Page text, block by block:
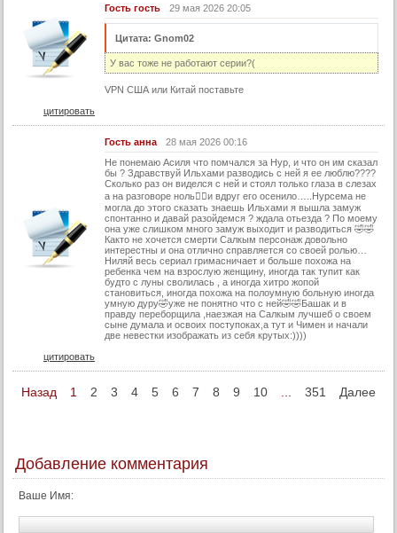
41 серия
41 серия (суб)
42 серия
43 серия
45 серия
45 серия (суб)
46 серия
48 серия (суб)
50 серия
50 серия (суб)
51 серия
Гость гость 29 мая 2026 20:05
Цитата: Gnom02
У вас тоже не работают серии?(
VPN США или Китай поставьте
цитировать
Гость анна
28 мая 2026 00:16
Не понемаю Асиля что помчался за Нур, и что он им сказал
бы ? Здравствуй Ильхами разводись с ней я ее люблю????
Сколько раз он виделся с ней и стоял только глаза в слезах
а на разговоре ноль💁‍♀️и вдруг его осенило…..Нурсема не
могла до этого сказать знаешь Ильхами я вышла замуж
спонтанно и давай разойдемся ? ждала отьезда ? По моему
она уже слишком много замуж выходит и разводиться 🤣🤣
Както не хочется смерти Салкым персонаж довольно
интерестны и она отлично справляется со своей ролью…
Ниляй весь сериал гримасничает и больше похожа на
ребенка чем на взрослую женщину, иногда так тупит как
будто с луны сволилась , а иногда хитро жопой
становиться, иногда похожа на полоумную больную иногда
умную дуру🤣уже не понятно что с ней🤣🤣Башак и в
правду переборщила ,наезжая на Салкым лучшеб о своем
сыне думала и освоих поступоках,а тут и Чимен и начали
две невестки изображать из себя крутых:))))
цитировать
Назад 1 2 3 4 5 6 7 8 9 10 351 Далее
Добавление комментария
Ваше Имя: